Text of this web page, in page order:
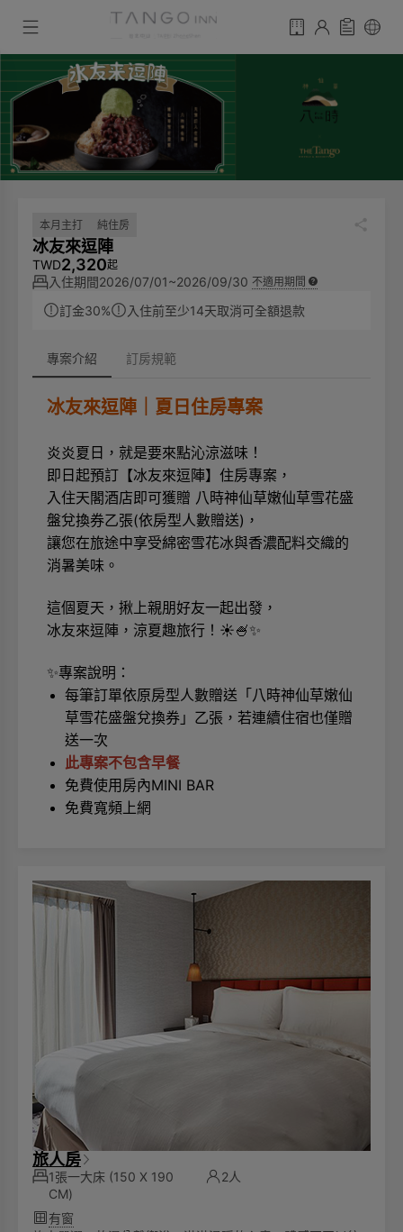
本月主打 純住房
冰友來逗陣
TWD2,320起
入住期間2026/07/01~2026/09/30 不適用期間
訂金30% 入住前至少14天取消可全額退款
專案介紹
冰友來逗陣｜夏日住房專案
炎炎夏日，就是要來點沁涼滋味！
即日起預訂【冰友來逗陣】住房專案，
入住天閣酒店即可獲贈 八時神仙草嫩仙草雪花盛
盤兌換券乙張(依房型人數贈送)，
讓您在旅途中享受綿密雪花冰與香濃配料交織的
消暑美味。
這個夏天，揪上親朋好友一起出發，
冰友來逗陣，涼夏趣旅行！☀️🍧✨
✨專案說明：
每筆訂單依原房型人數贈送「八時神仙草嫩仙
草雪花盛盤兌換券」乙張，若連續住宿也僅贈
送一次
此專案不包含早餐
免費使用房內MINI BAR
免費寬頻上網
訂房規範
旅人房
1張一大床 (150 X 190
CM)
2人
有窗